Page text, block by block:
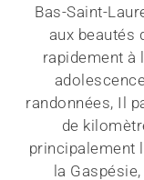
Bas-Saint-
aux beautés
rapidement à
randonnées, Il
de
principalement
la